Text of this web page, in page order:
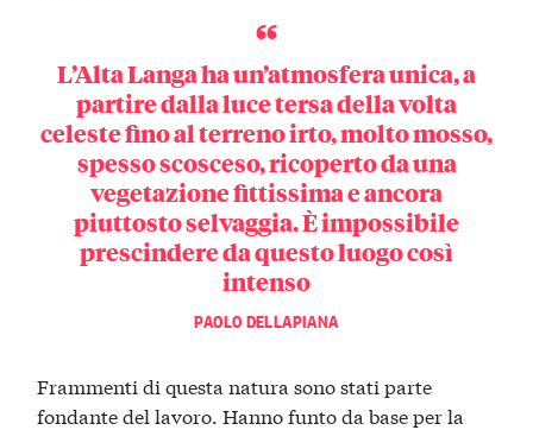
L’Alta Langa ha un’atmosfera unica, a
partire dalla luce tersa della volta
celeste fino al terreno irto, molto mosso,
spesso scosceso, ricoperto da una
vegetazione fittissima e ancora
piuttosto selvaggia. È impossibile
prescindere da questo luogo così
intenso
PAOLO DELLAPIANA
Frammenti di questa natura sono stati parte
fondante del lavoro. Hanno funto da base per la